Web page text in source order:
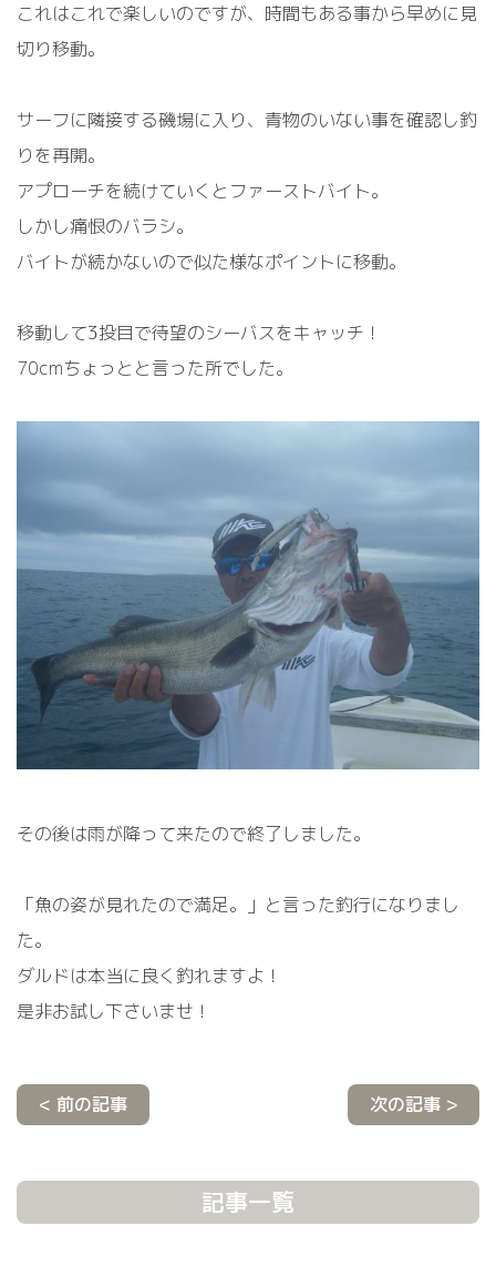
これはこれで楽しいのですが、時間もある事から早めに見
切り移動。
サーフに隣接する磯場に入り、青物のいない事を確認し釣
りを再開。
アプローチを続けていくとファーストバイト。
しかし痛恨のバラシ。
バイトが続かないので似た様なポイントに移動。
移動して3投目で待望のシーバスをキャッチ！
70cmちょっとと言った所でした。
その後は雨が降って来たので終了しました。
「魚の姿が見れたので満足。」と言った釣行になりまし
た。
ダルドは本当に良く釣れますよ！
是非お試し下さいませ！
< 前の記事 次の記事 >
記事一覧